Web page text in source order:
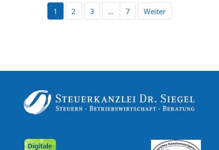
1 2 3 … 7 Weiter